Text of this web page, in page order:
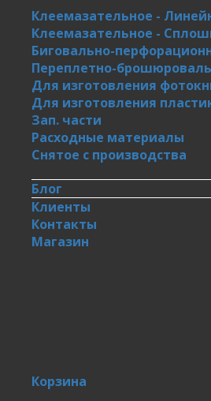
Клеемазательное -
Клеемазательное -
Биговально-
Переплетно-
Для изготовления
Для изготовления
Зап. части
Расходные материалы
Снятое с производства
Блог
Клиенты
Контакты
Магазин
Корзина